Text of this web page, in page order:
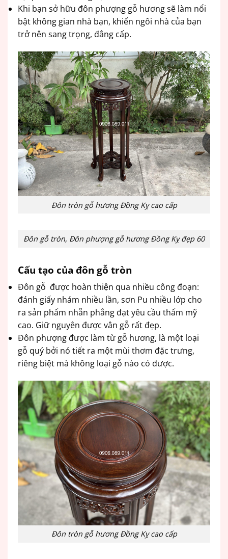
Khi bạn sở hữu đôn phượng gỗ hương sẽ làm nổi
bật không gian nhà bạn, khiến ngôi nhà của bạn
trở nên sang trọng, đẳng cấp.
Đôn tròn gỗ hương Đồng Kỵ cao cấp
Đôn gỗ tròn, Đôn phượng gỗ hương Đồng Kỵ đẹp 60
Cấu tạo của đôn gỗ tròn
Đôn gỗ được hoàn thiện qua nhiều công đoạn:
đánh giấy nhám nhiều lần, sơn Pu nhiều lớp cho
ra sản phẩm nhẵn phẳng đạt yêu cầu thẩm mỹ
cao. Giữ nguyên được vân gỗ rất đẹp.
Đôn phượng được làm từ gỗ hương, là một loại
gỗ quý bởi nó tiết ra một mùi thơm đặc trưng,
riêng biệt mà không loại gỗ nào có được.
Đôn tròn gỗ hương Đồng Kỵ cao cấp